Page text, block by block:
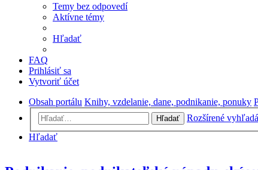
Temy bez odpovedí
Aktívne témy
Hľadať
FAQ
Prihlásiť sa
Vytvoriť účet
Obsah portálu Knihy, vzdelanie, dane, podnikanie, ponuky
Hľadať
Rozšírené
Hľadať